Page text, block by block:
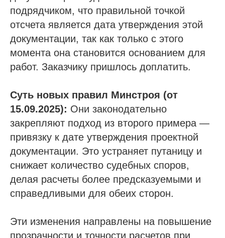
подрядчиком, что правильной точкой
отсчета является дата утверждения этой
документации, так как только с этого
момента она становится основанием для
работ. Заказчику пришлось доплатить.
Суть новых правил Минстроя (от
15.09.2025): Они законодательно
закрепляют подход из второго примера —
привязку к дате утверждения проектной
документации. Это устраняет путаницу и
снижает количество судебных споров,
делая расчеты более предсказуемыми и
справедливыми для обеих сторон.
Эти изменения направлены на повышение
прозрачности и точности расчетов при